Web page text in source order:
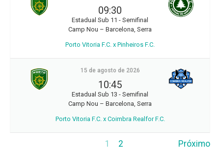
09:30
Estadual Sub 11 - Semifinal
Camp Nou – Barcelona, Serra
Porto Vitoria F.C. x Pinheiros F.C.
15 de agosto de 2026
10:45
Estadual Sub 13 - Semifinal
Camp Nou – Barcelona, Serra
Porto Vitoria F.C. x Coimbra Realfor F.C.
1 2 Próximo